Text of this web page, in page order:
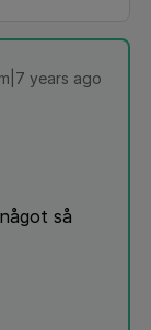
years ago
så